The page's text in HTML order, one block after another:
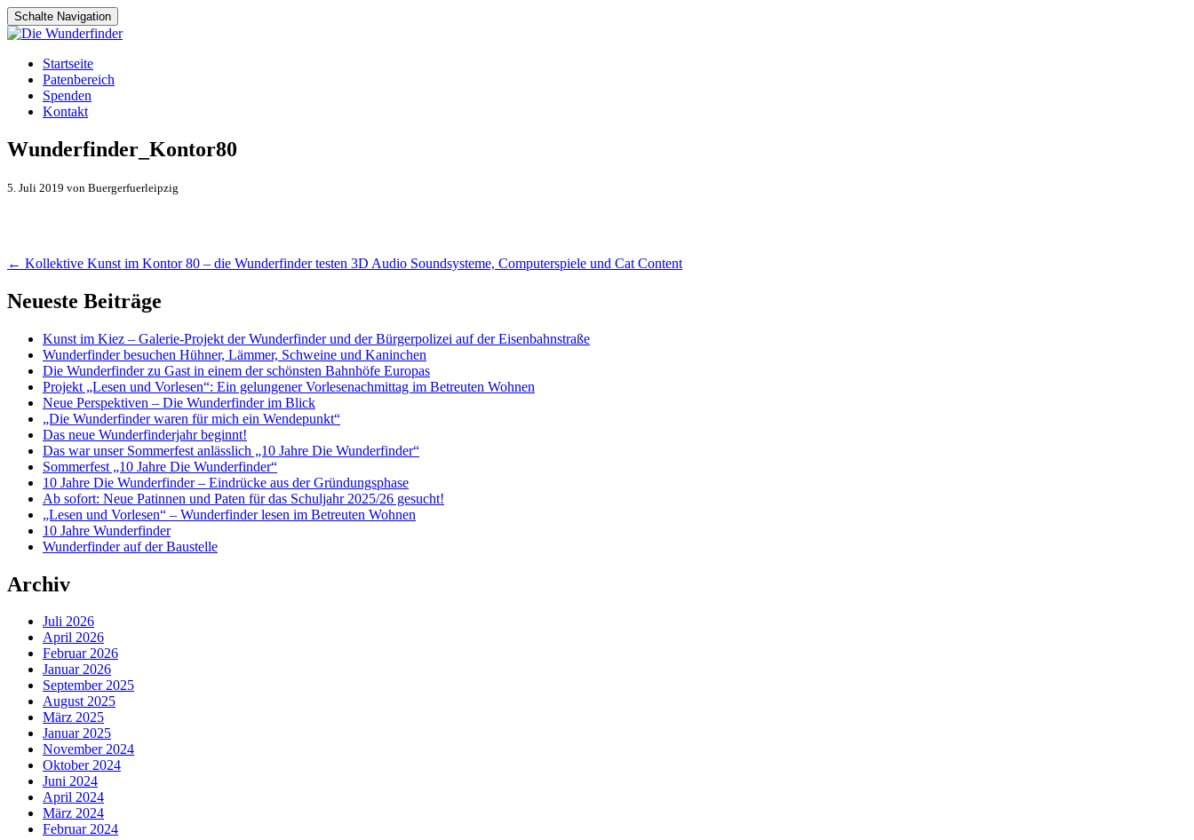
Schalte Navigation
Zum
Inhalt
springen
Startseite
Patenbereich
Spenden
Kontakt
Wunderfinder_Kontor80
5. Juli 2019 von Buergerfuerleipzig
Artikel-
Navigation
← Kollektive Kunst im Kontor 80 – die Wunderfinder testen 3D Audio Soundsysteme, Computerspiele und Cat Content
Neueste Beiträge
Kunst im Kiez – Galerie-Projekt der Wunderfinder und der Bürgerpolizei auf der Eisenbahnstraße
Wunderfinder besuchen Hühner, Lämmer, Schweine und Kaninchen
Die Wunderfinder zu Gast in einem der schönsten Bahnhöfe Europas
Projekt „Lesen und Vorlesen“: Ein gelungener Vorlesenachmittag im Betreuten Wohnen
Neue Perspektiven – Die Wunderfinder im Blick
„Die Wunderfinder waren für mich ein Wendepunkt“
Das neue Wunderfinderjahr beginnt!
Das war unser Sommerfest anlässlich „10 Jahre Die Wunderfinder“
Sommerfest „10 Jahre Die Wunderfinder“
10 Jahre Die Wunderfinder – Eindrücke aus der Gründungsphase
Ab sofort: Neue Patinnen und Paten für das Schuljahr 2025/26 gesucht!
„Lesen und Vorlesen“ – Wunderfinder lesen im Betreuten Wohnen
10 Jahre Wunderfinder
Wunderfinder auf der Baustelle
Archiv
Juli 2026
April 2026
Februar 2026
Januar 2026
September 2025
August 2025
März 2025
Januar 2025
November 2024
Oktober 2024
Juni 2024
April 2024
März 2024
Februar 2024